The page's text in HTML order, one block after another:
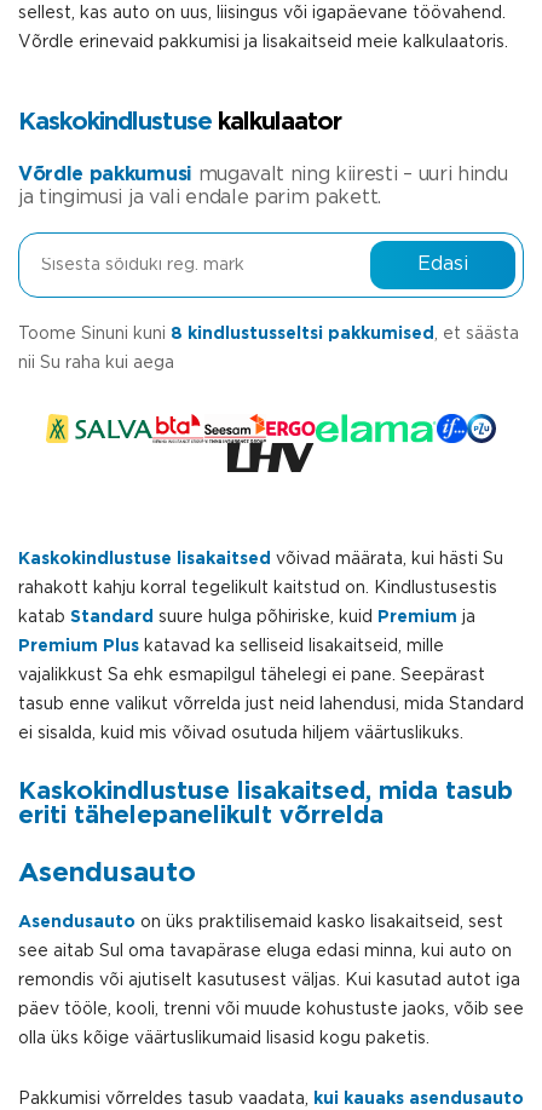
sellest, kas auto on uus, liisingus või igapäevane töövahend.
Võrdle erinevaid pakkumisi ja lisakaitseid meie kalkulaatoris.
Kaskokindlustusekalkulaator
Võrdle pakkumusi mugavalt ning kiiresti – uuri hindu
ja tingimusi ja vali endale parim pakett.
Edasi
Toome Sinuni kuni 8 kindlustusseltsi pakkumised
, et säästa
nii Su raha kui aega
Kaskokindlustuse lisakaitsed võivad määrata, kui hästi Su
rahakott kahju korral tegelikult kaitstud on. Kindlustusestis
katab Standard suure hulga põhiriske, kuid Premium ja
Premium Plus katavad ka selliseid lisakaitseid, mille
vajalikkust Sa ehk esmapilgul tähelegi ei pane. Seepärast
tasub enne valikut võrrelda just neid lahendusi, mida Standard
ei sisalda, kuid mis võivad osutuda hiljem väärtuslikuks.
Kaskokindlustuse lisakaitsed, mida tasub
eriti tähelepanelikult võrrelda
Asendusauto
Asendusauto on üks praktilisemaid kasko lisakaitseid, sest
see aitab Sul oma tavapärase eluga edasi minna, kui auto on
remondis või ajutiselt kasutusest väljas. Kui kasutad autot iga
päev tööle, kooli, trenni või muude kohustuste jaoks, võib see
olla üks kõige väärtuslikumaid lisasid kogu paketis.
Pakkumisi võrreldes tasub vaadata,
kui kauaks asendusauto